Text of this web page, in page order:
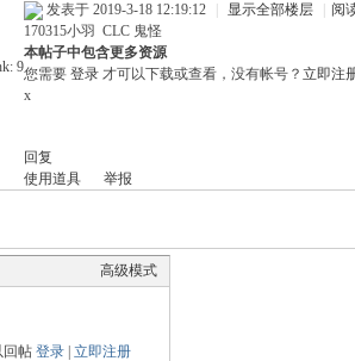
发表于 2019-3-18 12:19:12 显示全部楼层
阅
170315小羽 CLC 鬼怪
本帖子中包含更多资源
您需要 登录 才可以下载或查看，没有帐号？ 立即注
x
回复
使用道具
举报
高级模式
回帖 登录| 立即注册